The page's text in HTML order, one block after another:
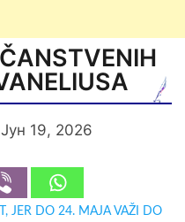
Јун 19, 2026
JER DO 24. MAJA VAŽI DO